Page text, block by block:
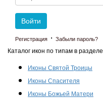
Войти
Регистрация · Забыли пароль?
Каталог икон по типам в разделе
Иконы Святой Троицы
Иконы Спасителя
Иконы Божьей Матери